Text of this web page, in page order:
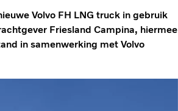
Volvo FH LNG truck in gebruik
Friesland Campina, hiermee
in samenwerking met Volvo